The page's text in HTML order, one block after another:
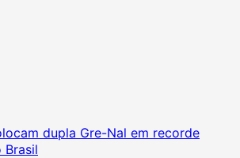
dupla Gre-Nal em recorde
Brasil